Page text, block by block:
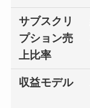
サブスクリ
プション売
上比率
収益モデル